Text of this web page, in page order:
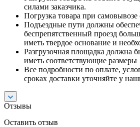
силами заказчика.
Погрузка товара при самовывозе
Подъездные пути должны
беспрепятственный проезд
иметь твердое основание и
Разгрузочная площадка должна
иметь соответствующие размеры
Все подробности по оплате,
сроках доставки уточняйте у
Отзывы
Оставить отзыв